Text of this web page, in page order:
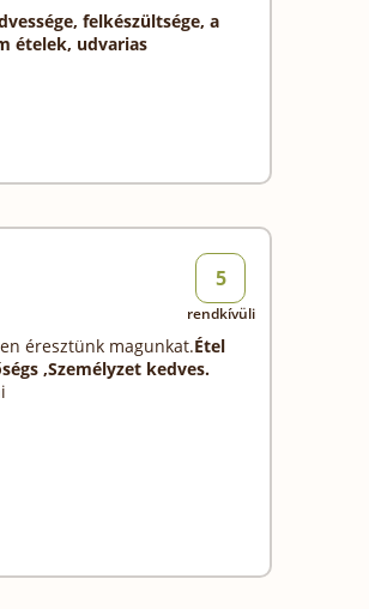
felkészültsége, a
ételek, udvarias
éresztünk magunkat.Étel
,Személyzet kedves.
5
rendkívüli